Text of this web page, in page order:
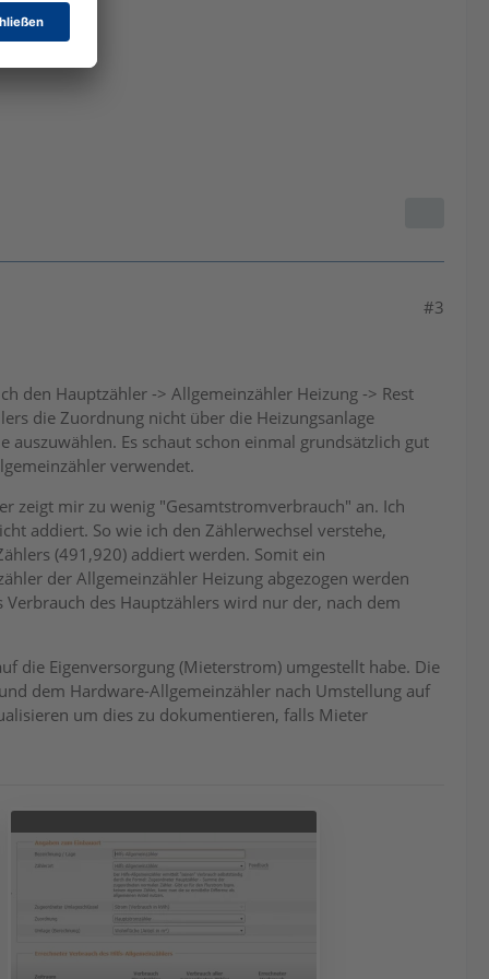
#3
den Hauptzähler -> Allgemeinzähler Heizung -> Rest
die Zuordnung nicht über die Heizungsanlage
Es schaut schon einmal grundsätzlich gut
verwendet.
zeigt mir zu wenig "Gesamtstromverbrauch" an. Ich
addiert. So wie ich den Zählerwechsel verstehe,
(491,920) addiert werden. Somit ein
der Allgemeinzähler Heizung abgezogen werden
des Hauptzählers wird nur der, nach dem
die Eigenversorgung (Mieterstrom) umgestellt habe. Die
dem Hardware-Allgemeinzähler nach Umstellung auf
um dies zu dokumentieren, falls Mieter